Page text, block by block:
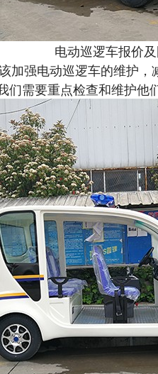
电动巡逻车报价
加强电动巡逻车的维护
们需要重点检查和维护他